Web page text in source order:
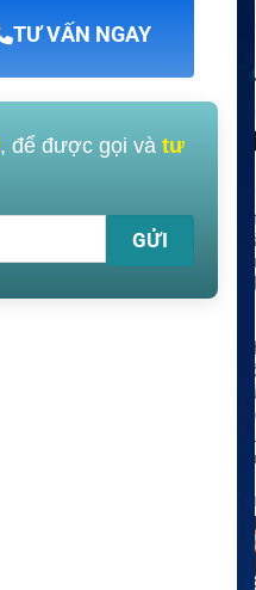
TƯ VẤN NGAY
, để được gọi vàtư